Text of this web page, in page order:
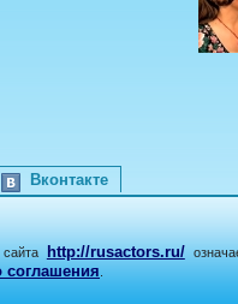
Вконтакте
http://rusactors.ru/
соглашения